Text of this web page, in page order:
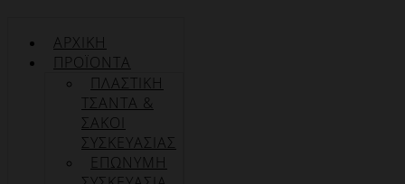
ΑΡΧΙΚΉ
ΠΡΟΪΌΝΤΑ
ΠΛΑΣΤΙΚΗ
ΤΣΑΝΤΑ &
ΣΑΚΟΙ
ΣΥΣΚΕΥΑΣΙΑΣ
ΕΠΏΝΥΜΗ